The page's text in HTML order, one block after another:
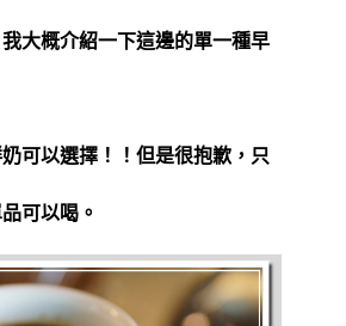
大概介紹一下這邊的單一種早
可以選擇！！但是很抱歉，只
可以喝。